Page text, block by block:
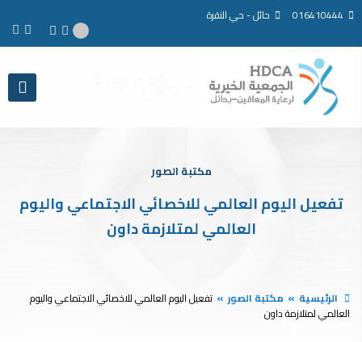
016410444 حائل - حي النقرة
مكتبة الصور
تفعيل اليوم العالمي للاخصائي الاجتماعي واليوم
العالمي لمتلازمة داون
الرئيسية مكتبة الصور
تفعيل اليوم العالمي للاخصائي الاجتماعي واليوم
العالمي لمتلازمة داون